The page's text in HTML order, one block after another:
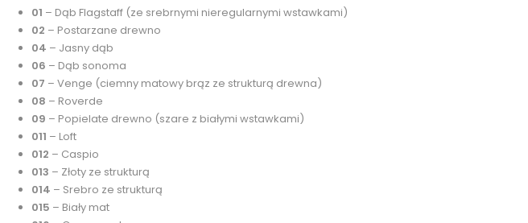
01 – Dąb Flagstaff (ze srebrnymi nieregularnymi wstawkami)
02 – Postarzane drewno
04 – Jasny dąb
06 – Dąb sonoma
07 – Venge (ciemny matowy brąz ze strukturą drewna)
08 – Roverde
09 – Popielate drewno (szare z białymi wstawkami)
011 – Loft
012 – Caspio
013 – Złoty ze strukturą
014 – Srebro ze strukturą
015 – Biały mat